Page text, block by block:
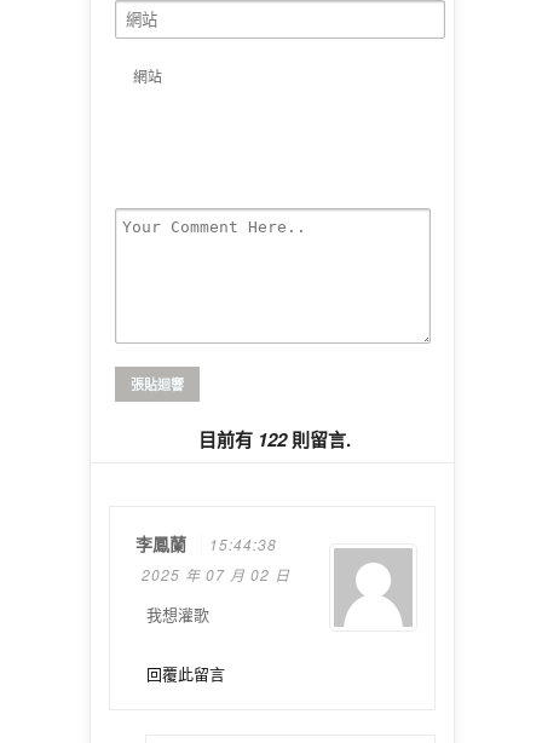
網站
目前有 122則留言.
李鳳蘭
15:44:38
2025 年 07 月 02 日
我想灌歌
回覆此留言